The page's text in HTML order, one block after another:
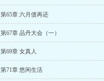
第65章 六月债再还
第67章 品丹大会（一）
第69章 女真人
第71章 悠闲生活